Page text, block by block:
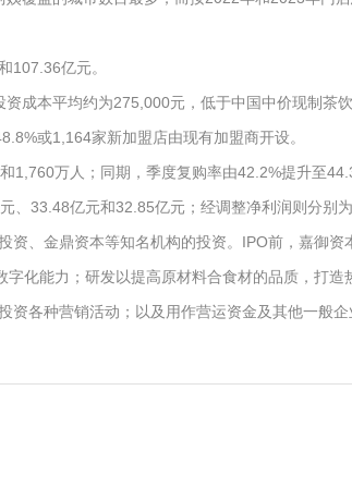
107.36亿元。
成本平均约为275,000元，低于中国中价现制
或1,164家新加盟店由现有加盟商开设。
万人；同期，季度复购率由42.2%提升至
33.48亿元和32.85亿元；经调整净利润则分别
、金鼎资本等知名机构的投资。IPO前，嘉御资
化能力；研发以提高原材料合食材的品质，打
各种营销活动；以及用作营运资金及其他一般企